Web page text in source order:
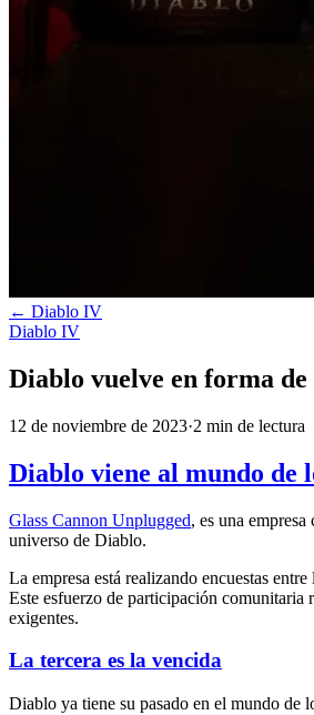
← Diablo IV
Diablo IV
Diablo vuelve en forma de
12 de noviembre de 2023·2 min de lectura
Diablo viene al mundo de
Glass Cannon Unplugged, es una
universo de Diablo.
La empresa está realizando encuestas
Este esfuerzo de participación comunitaria
exigentes.
La tercera es la vencida
Diablo ya tiene su pasado en el mundo de